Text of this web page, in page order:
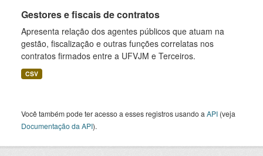
Gestores e fiscais de contratos
Apresenta relação dos agentes públicos que atuam na
gestão, fiscalização e outras funções correlatas nos
contratos firmados entre a UFVJM e Terceiros.
CSV
Você também pode ter acesso a esses registros usando a API (veja
Documentação da API).